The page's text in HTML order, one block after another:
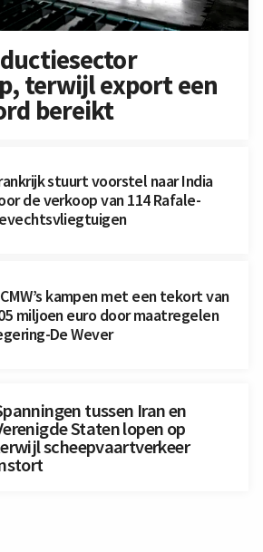
terwijl export een
bereikt
stuurt voorstel naar India
de verkoop van 114 Rafale-
kampen met een tekort van
miljoen euro door maatregelen
De Wever
tussen Iran en
Staten lopen op
scheepvaartverkeer